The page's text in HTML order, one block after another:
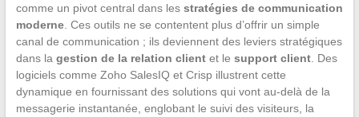
comme un pivot central dans les stratégies de communication
moderne. Ces outils ne se contentent plus d’offrir un simple
canal de communication ; ils deviennent des leviers stratégiques
dans la gestion de la relation clientet le support client. Des
logiciels comme Zoho SalesIQ et Crisp illustrent cette
dynamique en fournissant des solutions qui vont au-delà de la
messagerie instantanée, englobant le suivi des visiteurs, la